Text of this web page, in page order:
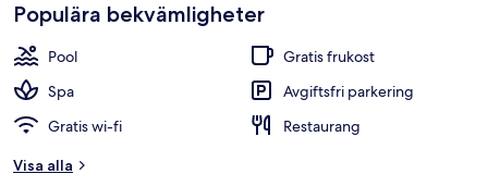
Populära bekvämligheter
Pool
Gratis frukost
Spa
Avgiftsfri parkering
Gratis wi-fi
Restaurang
Visa alla